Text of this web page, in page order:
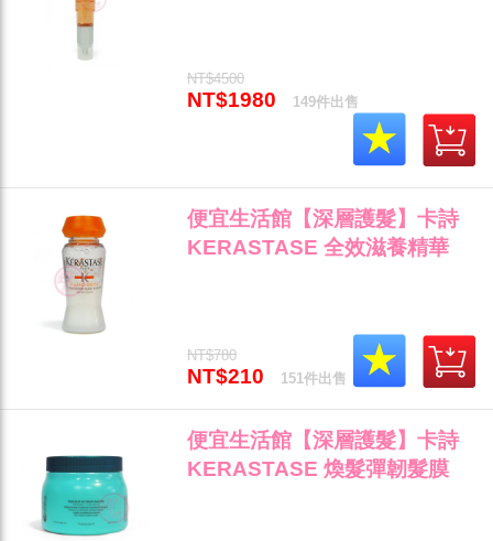
NT$4500
NT$1980 149件出售
便宜生活館【深層護髮】卡詩
KERASTASE 全效滋養精華
NT$780
NT$210 151件出售
便宜生活館【深層護髮】卡詩
KERASTASE 煥髮彈韌髮膜